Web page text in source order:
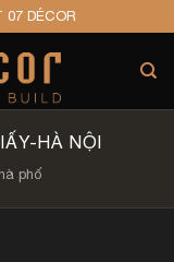
07 DÉCOR
HÀ NỘI
phố